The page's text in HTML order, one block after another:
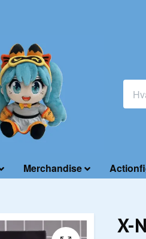
Merchandise
X-